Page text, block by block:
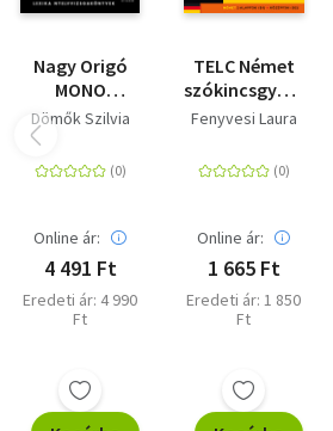
Nagy Origó
MONO
nyelvvizsgakönyv
középfok (B2)
- Egynyelvű
Dömők Szilvia
Online ár:
4 491 Ft
Eredeti ár: 4 990
Ft
TELC Német
szókincsgyakorló
munkafüzet
munkafüzet -
Segédlet a
nyelvvizsga
gyakorlófeladatok
2012
Fenyvesi Laura
Online ár:
1 665 Ft
Eredeti ár: 1 850
Ft